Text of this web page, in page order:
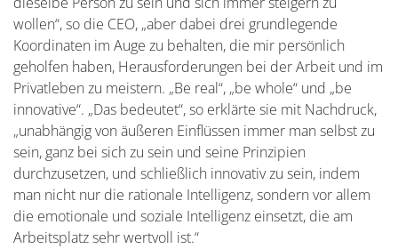
wollen“, so die CEO, „aber dabei drei grundlegende
Koordinaten im Auge zu behalten, die mir persönlich
geholfen haben, Herausforderungen bei der Arbeit und im
Privatleben zu meistern. „Be real“, „be whole“ und „be
innovative“. „Das bedeutet“, so erklärte sie mit Nachdruck,
„unabhängig von äußeren Einflüssen immer man selbst zu
sein, ganz bei sich zu sein und seine Prinzipien
durchzusetzen, und schließlich innovativ zu sein, indem
man nicht nur die rationale Intelligenz, sondern vor allem
die emotionale und soziale Intelligenz einsetzt, die am
Arbeitsplatz sehr wertvoll ist.“